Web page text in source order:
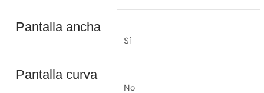
Pantalla ancha
Sí
Pantalla curva
No